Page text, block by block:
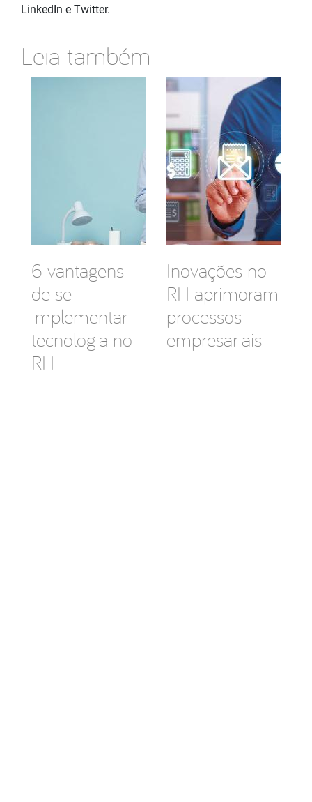
LinkedIn e Twitter.
Leia também
6 vantagens
de se
implementar
tecnologia no
RH
Inovações no
RH aprimoram
processos
empresariais